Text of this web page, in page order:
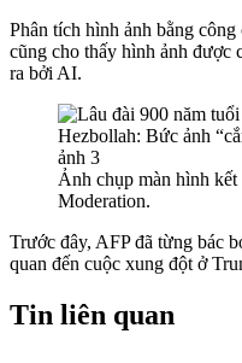
Phân tích hình ảnh bằng
cũng cho thấy hình ảnh được
ra bởi AI.
Ảnh chụp màn hình
Moderation.
Trước đây, AFP đã từng bác
quan đến cuộc xung đột ở
Tin liên quan